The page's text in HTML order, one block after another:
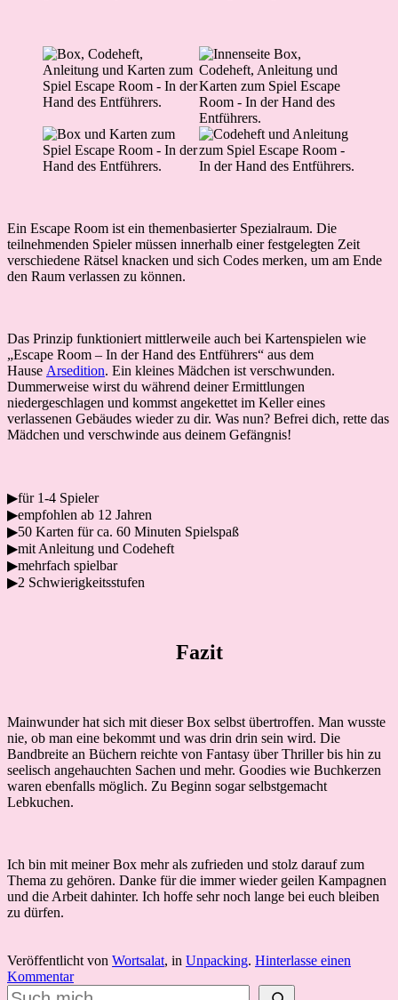
Ein Escape Room ist ein themenbasierter Spezialraum. Die
teilnehmenden Spieler müssen innerhalb einer festgelegten Zeit
verschiedene Rätsel knacken und sich Codes merken, um am Ende
den Raum verlassen zu können.
Das Prinzip funktioniert mittlerweile auch bei Kartenspielen wie
„Escape Room – In der Hand des Entführers“ aus dem
Hause Arsedition. Ein kleines Mädchen ist verschwunden.
Dummerweise wirst du während deiner Ermittlungen
niedergeschlagen und kommst angekettet im Keller eines
verlassenen Gebäudes wieder zu dir. Was nun? Befrei dich, rette das
Mädchen und verschwinde aus deinem Gefängnis!
▶für 1-4 Spieler
▶empfohlen ab 12 Jahren
▶50 Karten für ca. 60 Minuten Spielspaß
▶mit Anleitung und Codeheft
▶mehrfach spielbar
▶2 Schwierigkeitsstufen
Fazit
Mainwunder hat sich mit dieser Box selbst übertroffen. Man wusste
nie, ob man eine bekommt und was drin drin sein wird. Die
Bandbreite an Büchern reichte von Fantasy über Thriller bis hin zu
seelisch angehauchten Sachen und mehr. Goodies wie Buchkerzen
waren ebenfalls möglich. Zu Beginn sogar selbstgemacht
Lebkuchen.
Ich bin mit meiner Box mehr als zufrieden und stolz darauf zum
Thema zu gehören. Danke für die immer wieder geilen Kampagnen
und die Arbeit dahinter. Ich hoffe sehr noch lange bei euch bleiben
zu dürfen.
Veröffentlicht von Wortsalat, in Unpacking. Hinterlasse einen
Kommentar
Suchen